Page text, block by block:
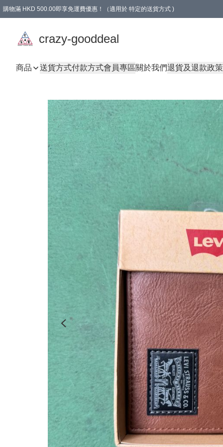
購物滿 HKD 500.00即享免運費優惠！（適用於 特定的送貨方式 )
crazy-gooddeal
商品 送貨方式付款方式會員專區關於我們退貨及退款政策